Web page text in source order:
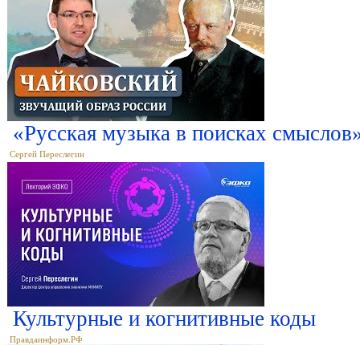
«Русская музыка в поисках
Сергей Переслегин
Культурные и когнитивные коды
Правдаинформ.РФ